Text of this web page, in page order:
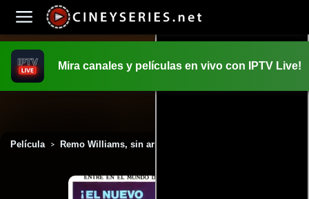
Mira canales y películas en vivo con IPTV Live!
Película > Remo Williams, sin armas pero mortífero (1985)